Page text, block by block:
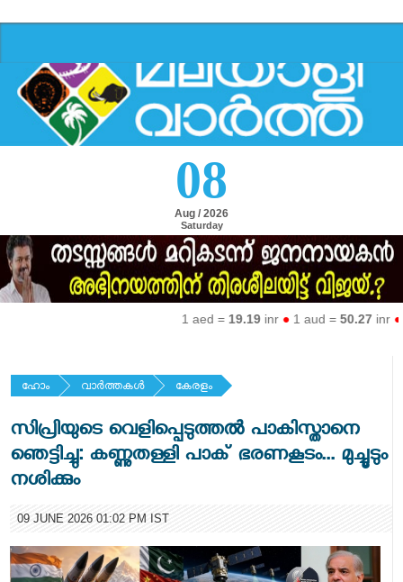
08
Aug / 2026
Saturday
1 aed =19.19 inr●1 aud =50.27 inr●1
ഹോം വാര്‍ത്തകള്‍ കേരളം
സിപ്രിയുടെ വെളിപ്പെടുത്തൽ പാകിസ്താനെ
ഞെട്ടിച്ചു: കണ്ണുതള്ളി പാക് ഭരണകൂടം... മുച്ചൂടും
നശിക്കും
09 JUNE 2026 01:02 PM IST